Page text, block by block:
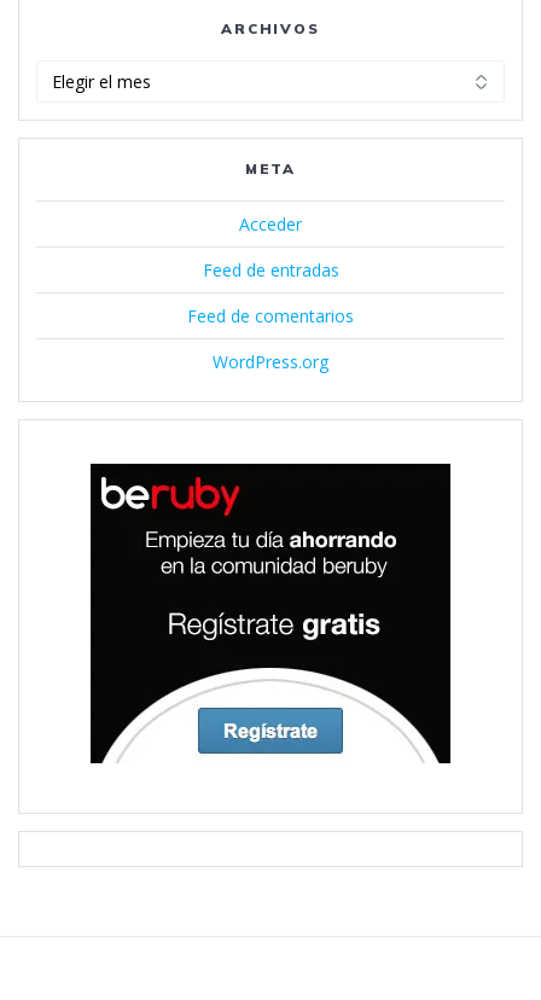
ARCHIVOS
META
Acceder
Feed de entradas
Feed de comentarios
WordPress.org